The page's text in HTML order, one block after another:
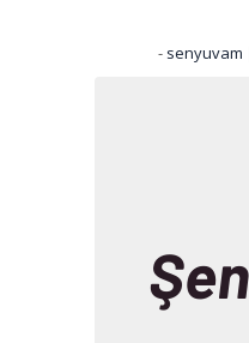
- senyuvam